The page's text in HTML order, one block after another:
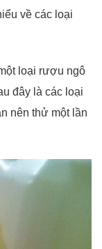
về các loại
loại rượu ngô
đây là các loại
nên thử một lần